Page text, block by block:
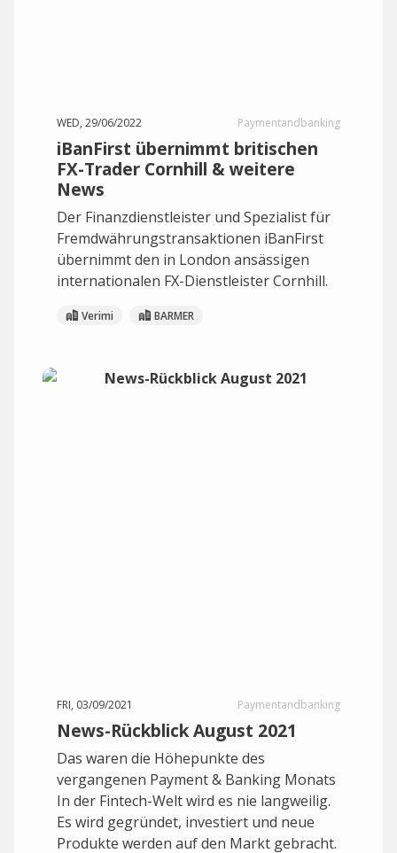
WED, 29/06/2022 Paymentandbanking
iBanFirst übernimmt britischen
FX-Trader Cornhill & weitere
News
Der Finanzdienstleister und Spezialist für
Fremdwährungstransaktionen iBanFirst
übernimmt den in London ansässigen
internationalen FX-Dienstleister Cornhill.
Verimi BARMER
FRI, 03/09/2021 Paymentandbanking
News-Rückblick August 2021
Das waren die Höhepunkte des
vergangenen Payment & Banking Monats
In der Fintech-Welt wird es nie langweilig.
Es wird gegründet, investiert und neue
Produkte werden auf den Markt gebracht.